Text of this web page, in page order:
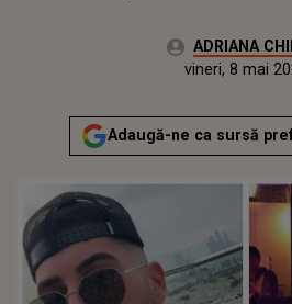
Autor:ADRIANA
Actualizat:
vineri, 8 mai
Adaugă-ne ca sursă